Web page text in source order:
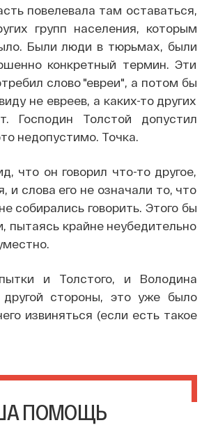
повелевала там оставаться,
групп населения, которым
Были люди в тюрьмах, были
конкретный термин. Эти
слово "евреи", а потом бы
не евреев, а каких-то других
Господин Толстой допустил
недопустимо. Точка.
что он говорил что-то другое,
слова его не означали то, что
собирались говорить. Этого бы
пытаясь крайне неубедительно
и Толстого, и Володина
стороны, это уже было
извиняться (если есть такое
ПОМОЩЬ